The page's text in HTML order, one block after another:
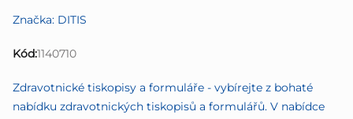
produktu
0,0
Značka: DITIS
Kód:1140710
Zdravotnické tiskopisy a formuláře - vybírejte z bohaté
nabídku zdravotnických tiskopisů a formulářů. V nabídce